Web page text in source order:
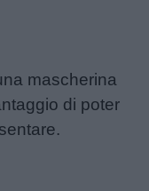
mascherina
di poter